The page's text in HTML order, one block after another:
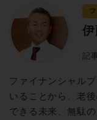
記
ファイナンシャル
いることから、老
できる未来、無駄